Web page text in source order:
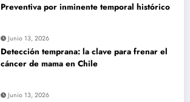
Preventiva por inminente temporal histórico
Junio 13, 2026
Detección temprana: la clave para frenar el
cáncer de mama en Chile
Junio 13, 2026